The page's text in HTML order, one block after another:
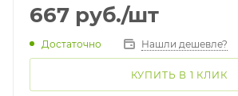
667 руб./шт
Достаточно Нашли дешевле?
КУПИТЬ В 1 КЛИК